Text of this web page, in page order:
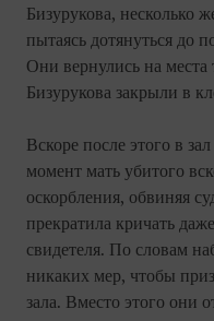
Бизурукова, несколько
пытаясь дотянуться до
Они вернулись на места
Бизурукова закрыли в
Вскоре после этого в
момент мать убитого
оскорбления, обвиняя
прекратила кричать
свидетеля. По словам
никаких мер, чтобы
зала. Вместо этого они